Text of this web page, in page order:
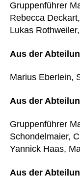
Gruppenführer
Rebecca
Lukas
Aus der
Marius Eberlein,
Aus der
Gruppenführer
Schondelmaier,
Yannick Haas,
Aus der